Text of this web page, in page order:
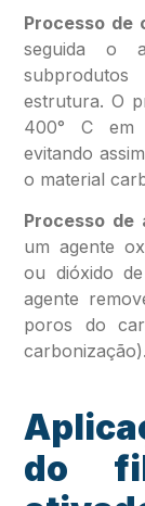
Processo de
seguida o
estrutura. O
400° C em
evitando
o material
Processo de
um agente
ou dióxido
agente
poros do
carbonização).
do